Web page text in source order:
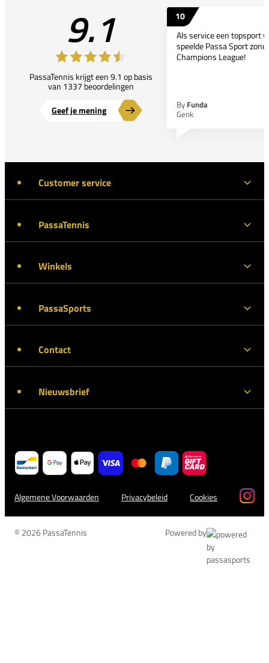
9.1
PassaTennis krijgt een 9.1 op basis
van 1337 beoordelingen
Geef je mening
10
Als service een topsport
speelde Passa Sport
Champions League!
By Funda
Genk
Customer service
PassaTennis
Winkels
PassaSports
Contact
Nieuwsbrief
Algemene Voorwaarden Privacybeleid Cookies
© 2026 PassaTennis Powered by